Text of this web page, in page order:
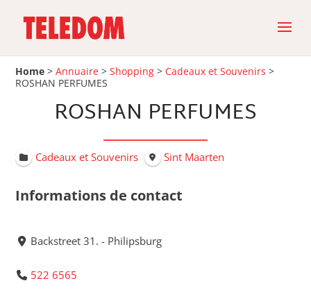
Home >Annuaire >Shopping > Cadeaux et Souvenirs >
ROSHAN PERFUMES
ROSHAN PERFUMES
Cadeaux et Souvenirs Sint Maarten
Informations de contact
Backstreet 31. - Philipsburg
522 6565